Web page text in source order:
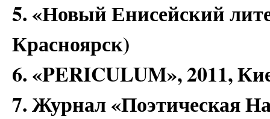
5. «Новый Енисейский
Красноярск)
6. «PERICULUM», 2011,
7. Журнал «Поэтическая